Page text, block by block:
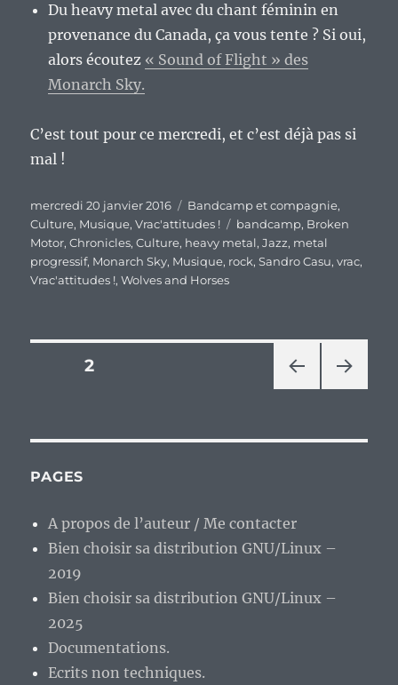
Du heavy metal avec du chant féminin en
provenance du Canada, ça vous tente ? Si oui,
alors écoutez « Sound of Flight » des
Monarch Sky.
C’est tout pour ce mercredi, et c’est déjà pas si
mal !
Publié
le
mercredi 20 janvier 2016 Catégories
Bandcamp et compagnie,
Culture, Musique,Vrac'attitudes ! Étiquettes
bandcamp, Broken
Motor,Chronicles,Culture, heavy metal,Jazz, metal
progressif, Monarch Sky, Musique, rock,Sandro Casu,vrac,
Vrac'attitudes !,Wolves and Horses
Pagination
publications
CÉD
PAGE2
ANT
PAGES
A propos de l’auteur / Me contacter
Bien choisir sa distribution GNU/Linux –
2019
Bien choisir sa distribution GNU/Linux –
2025
Documentations.
Ecrits non techniques.